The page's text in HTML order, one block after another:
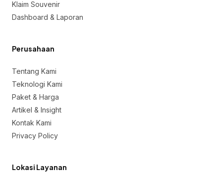
Klaim Souvenir
Dashboard & Laporan
Perusahaan
Tentang Kami
Teknologi Kami
Paket & Harga
Artikel & Insight
Kontak Kami
Privacy Policy
Lokasi Layanan